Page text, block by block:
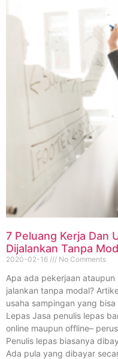
7 Peluang Kerja Dan
Dijalankan Tanpa
2020-02-16 No Comments
Apa ada pekerjaan
jalankan tanpa modal?
usaha sampingan yang
Lepas Jasa penulis lepas
online maupun offline–
Penulis lepas biasanya
Ada pula yang dibayar